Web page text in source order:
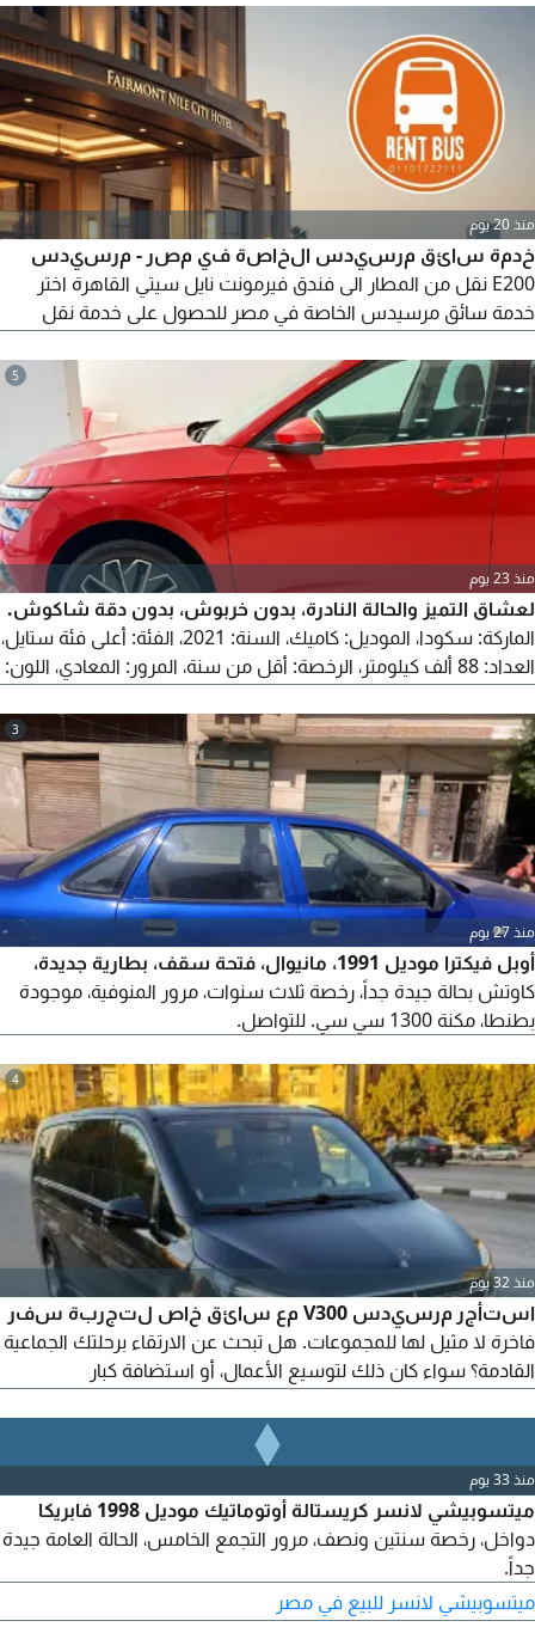
منذ 20 يوم
خدمة سائق مرسيدس الخاصة في مصر - مرسيدس
E200 نقل من المطار الى فندق فيرمونت نايل سيتي القاهرة اختر
خدمة سائق مرسيدس الخاصة في مصر للحصول على خدمة نقل
في سيارة مرسيدس بنز E200 سيدان موديل 2025 الأنيقة مع سائق
محترف واستمتع بالراحة والخصوصية والالتزام بالمواعيد. مثالية لرجال
الأعمال والمسافرين المنفردين
5
منذ 23 يوم
لعشاق التميز والحالة النادرة، بدون خربوش، بدون دقة شاكوش.
الماركة: سكودا، الموديل: كاميك، السنة: 2021، الفئة: أعلى فئة ستايل،
العداد: 88 ألف كيلومتر، الرخصة: أقل من سنة، المرور: المعادي، اللون:
متر، العربية بحالة الزيرو.
3
منذ 27 يوم
أوبل فيكترا موديل 1991، مانيوال، فتحة سقف، بطارية جديدة،
كاوتش بحالة جيدة جداً، رخصة ثلاث سنوات، مرور المنوفية، موجودة
بطنطا، مكنة 1300 سي سي. للتواصل.
4
منذ 32 يوم
استأجر مرسيدس V300 مع سائق خاص لتجربة سفر
فاخرة لا مثيل لها للمجموعات. هل تبحث عن الارتقاء برحلتك الجماعية
القادمة؟ سواء كان ذلك لتوسيع الأعمال، أو استضافة كبار
النقل الفاخر بأفضل فانات التنفيذية: مرسيدس V300.
منذ 33 يوم
ميتسوبيشي لانسر كريستالة أوتوماتيك موديل 1998 فابريكا
دواخل، رخصة سنتين ونصف، مرور التجمع الخامس، الحالة العامة جيدة
جداً.
ميتسوبيشي لانسر للبيع في مصر